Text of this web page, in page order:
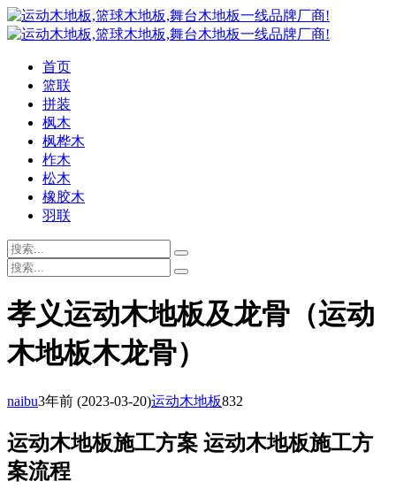
首页
篮联
拼装
枫木
枫桦木
柞木
松木
橡胶木
羽联
孝义运动木地板及龙骨（运动
木地板木龙骨）
naibu3年前 (2023-03-20)运动木地板832
运动木地板施工方案 运动木地板施工方
案流程